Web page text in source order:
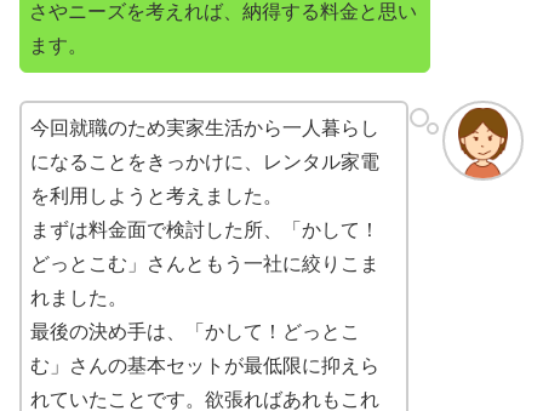
さやニーズを考えれば、納得する料金と思い
ます。
今回就職のため実家生活から一人暮らし
になることをきっかけに、レンタル家電
を利用しようと考えました。
まずは料金面で検討した所、「かして！
どっとこむ」さんともう一社に絞りこま
れました。
最後の決め手は、「かして！どっとこ
む」さんの基本セットが最低限に抑えら
れていたことです。欲張ればあれもこれ